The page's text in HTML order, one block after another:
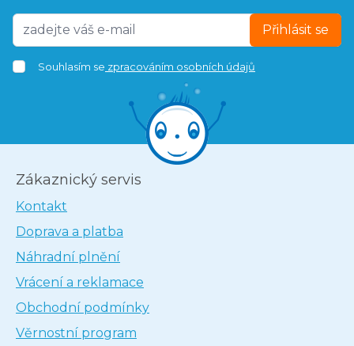
Přihlásit se
Souhlasím se zpracováním osobních údajů
Zákaznický servis
Kontakt
Doprava a platba
Náhradní plnění
Vrácení a reklamace
Obchodní podmínky
Věrnostní program